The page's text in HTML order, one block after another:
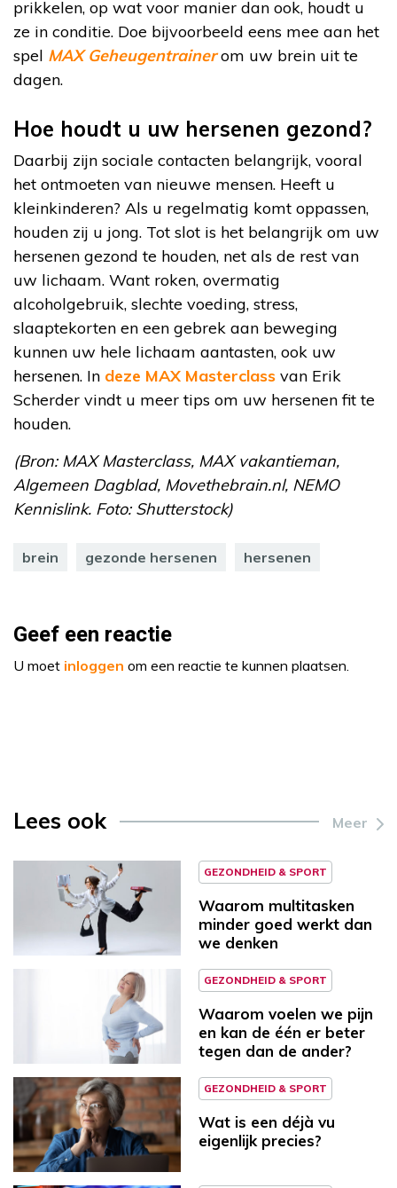
prikkelen, op wat voor manier dan ook, houdt u
ze in conditie. Doe bijvoorbeeld eens mee aan het
spel MAX Geheugentrainerom uw brein uit te
dagen.
Hoe houdt u uw hersenen gezond?
Daarbij zijn sociale contacten belangrijk, vooral
het ontmoeten van nieuwe mensen. Heeft u
kleinkinderen? Als u regelmatig komt oppassen,
houden zij u jong. Tot slot is het belangrijk om uw
hersenen gezond te houden, net als de rest van
uw lichaam. Want roken, overmatig
alcoholgebruik, slechte voeding, stress,
slaaptekorten en een gebrek aan beweging
kunnen uw hele lichaam aantasten, ook uw
hersenen. In deze MAX Masterclass van Erik
Scherder vindt u meer tips om uw hersenen fit te
houden.
(Bron: MAX Masterclass, MAX vakantieman,
Algemeen Dagblad, Movethebrain.nl, NEMO
Kennislink. Foto: Shutterstock)
brein gezonde hersenen hersenen
Geef een reactie
U moet inloggen om een reactie te kunnen plaatsen.
Lees ook Meer
GEZONDHEID & SPORT
Waarom multitasken
minder goed werkt dan
we denken
GEZONDHEID & SPORT
Waarom voelen we pijn
en kan de één er beter
tegen dan de ander?
GEZONDHEID & SPORT
Wat is een déjà vu
eigenlijk precies?